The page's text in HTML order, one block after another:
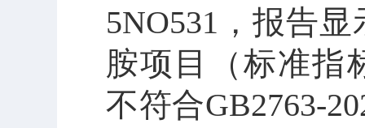
5NO531 ， 报告显
胺项目（标准指
不符合GB2763-